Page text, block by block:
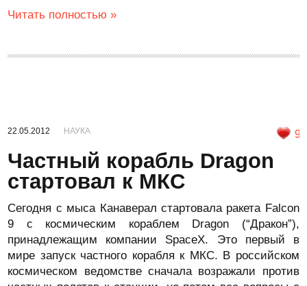
Читать полностью »
22.05.2012 НАУКА 9
Частный корабль Dragon
стартовал к МКС
Сегодня с мыса Канаверал стартовала ракета Falcon
9 c космическим кораблем Dragon (“Дракон”),
принадлежащим компании SpaceX. Это первый в
мире запуск частного корабля к МКС. В российском
космическом ведомстве сначала возражали против